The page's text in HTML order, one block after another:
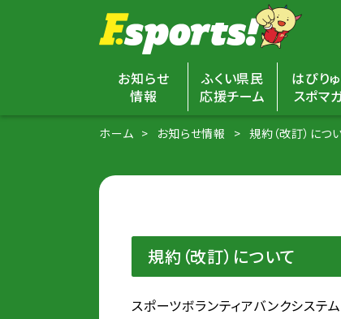
お知らせ
情報
ふくい県民
応援チーム
はぴり
スポマガ
ホーム お知らせ情報 規約（改訂）につ
規約（改訂）について
スポーツボランティアバンクシステ